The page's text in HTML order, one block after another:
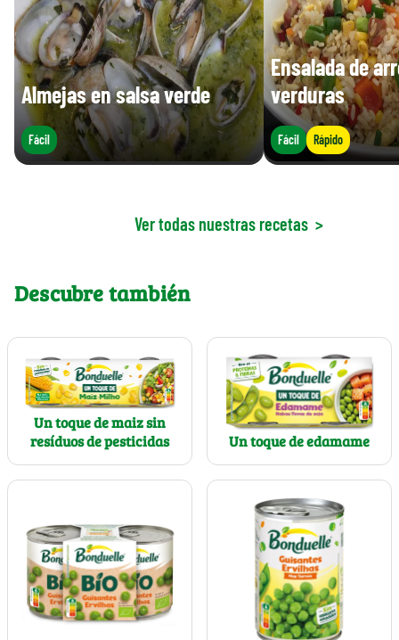
Almejas en salsa verde
Fácil
Ensalada de
verduras
Fácil Rápido
Ver todas nuestras recetas >
Descubre también
Un toque de maiz sin
resíduos de pesticidas
Un toque de edamame